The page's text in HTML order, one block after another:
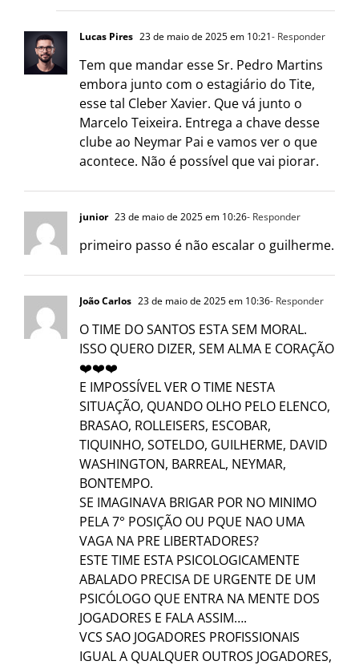
Lucas Pires 23 de maio de 2025 em 10:21- Responder
Tem que mandar esse Sr. Pedro Martins
embora junto com o estagiário do Tite,
esse tal Cleber Xavier. Que vá junto o
Marcelo Teixeira. Entrega a chave desse
clube ao Neymar Pai e vamos ver o que
acontece. Não é possível que vai piorar.
junior 23 de maio de 2025 em 10:26- Responder
primeiro passo é não escalar o guilherme.
João Carlos 23 de maio de 2025 em 10:36- Responder
O TIME DO SANTOS ESTA SEM MORAL.
ISSO QUERO DIZER, SEM ALMA E CORAÇÃO
❤️❤️❤️
E IMPOSSÍVEL VER O TIME NESTA
SITUAÇÃO, QUANDO OLHO PELO ELENCO,
BRASAO, ROLLEISERS, ESCOBAR,
TIQUINHO, SOTELDO, GUILHERME, DAVID
WASHINGTON, BARREAL, NEYMAR,
BONTEMPO.
SE IMAGINAVA BRIGAR POR NO MINIMO
PELA 7° POSIÇÃO OU PQUE NAO UMA
VAGA NA PRE LIBERTADORES?
ESTE TIME ESTA PSICOLOGICAMENTE
ABALADO PRECISA DE URGENTE DE UM
PSICÓLOGO QUE ENTRA NA MENTE DOS
JOGADORES E FALA ASSIM….
VCS SAO JOGADORES PROFISSIONAIS
IGUAL A QUALQUER OUTROS JOGADORES,